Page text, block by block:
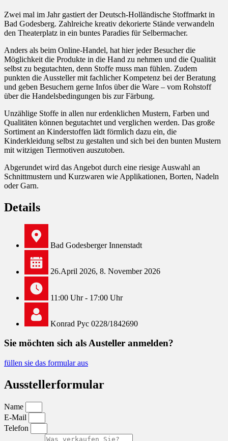
Zwei mal im Jahr gastiert der Deutsch-Holländische Stoffmarkt in
Bad Godesberg. Zahlreiche kreativ dekorierte Stände verwandeln
den Theaterplatz in ein buntes Paradies für Selbermacher.
Anders als beim Online-Handel, hat hier jeder Besucher die
Möglichkeit die Produkte in die Hand zu nehmen und die Qualität
selbst zu begutachten, denn Stoffe muss man fühlen. Zudem
punkten die Aussteller mit fachlicher Kompetenz bei der Beratung
und geben Besuchern gerne Infos über die Ware – vom Rohstoff
über die Handelsbedingungen bis zur Färbung.
Unzählige Stoffe in allen nur erdenklichen Mustern, Farben und
Qualitäten können begutachtet und verglichen werden. Das große
Sortiment an Kinderstoffen lädt förmlich dazu ein, die
Kinderkleidung selbst zu gestalten und sich bei den bunten Mustern
mit witzigen Tiermotiven auszutoben.
Abgerundet wird das Angebot durch eine riesige Auswahl an
Schnittmustern und Kurzwaren wie Applikationen, Borten, Nadeln
oder Garn.
Details
Bad Godesberger Innenstadt
26.April 2026, 8. November 2026
11:00 Uhr - 17:00 Uhr
Konrad Pyc 0228/1842690
Sie möchten sich als Austeller anmelden?
füllen sie das formular aus
Ausstellerformular
Name
E-Mail
Telefon